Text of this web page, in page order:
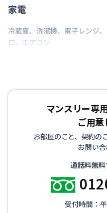
家電
冷蔵庫、 洗濯機、 電子レンジ、
ロ、 エアコン
マンスリー専
ご用意
お部屋のこと、契約の
お問い
通話料無
受付時間：